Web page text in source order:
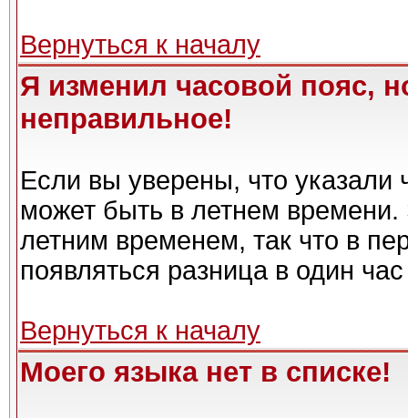
Вернуться к началу
Я изменил часовой пояс,
неправильное!
Если вы уверены, что указали
может быть в летнем
летним временем, так что в
появляться разница в один
Вернуться к началу
Моего языка нет в списке!